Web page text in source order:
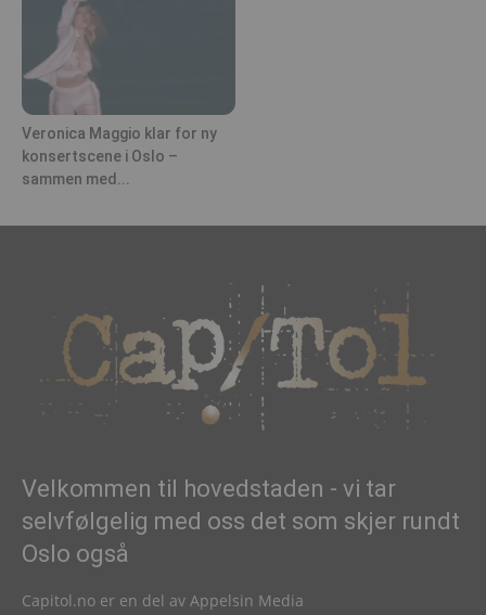
Veronica Maggio klar for ny
konsertscene i Oslo –
sammen med...
Velkommen til hovedstaden - vi tar
selvfølgelig med oss det som skjer rundt
Oslo også
Capitol.no er en del av Appelsin Media